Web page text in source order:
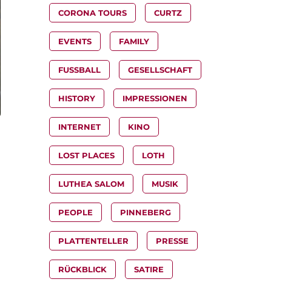
CORONA TOURS CURTZ
EVENTS FAMILY
FUSSBALL GESELLSCHAFT
HISTORY IMPRESSIONEN
INTERNET KINO
LOST PLACES LOTH
LUTHEA SALOM MUSIK
PEOPLE PINNEBERG
PLATTENTELLER PRESSE
RÜCKBLICK SATIRE